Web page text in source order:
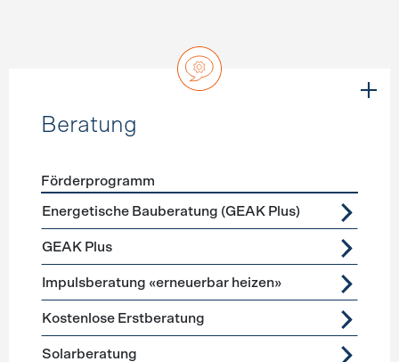
Beratung
Förderprogramme
Förderprogramm
Energetische Bauberatung (GEAK Plus)
GEAK Plus
Impulsberatung «erneuerbar heizen»
Kostenlose Erstberatung
Solarberatung